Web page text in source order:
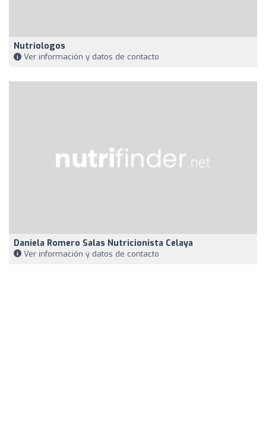
Nutriologos
Ver información y datos de contacto
Daniela Romero Salas Nutricionista Celaya
Ver información y datos de contacto